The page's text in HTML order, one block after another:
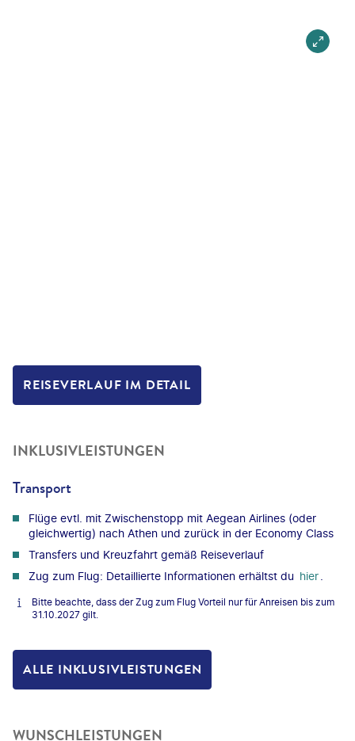
REISEVERLAUF IM DETAIL
INKLUSIVLEISTUNGEN
Transport
Flüge evtl. mit Zwischenstopp mit Aegean Airlines (oder
gleichwertig) nach Athen und zurück in der Economy Class
Transfers und Kreuzfahrt gemäß Reiseverlauf
Zug zum Flug: Detaillierte Informationen erhältst du hier
Bitte beachte, dass der Zug zum Flug Vorteil nur für Anreisen bis zum
31.10.2027 gilt.
ALLE INKLUSIVLEISTUNGEN
WUNSCHLEISTUNGEN